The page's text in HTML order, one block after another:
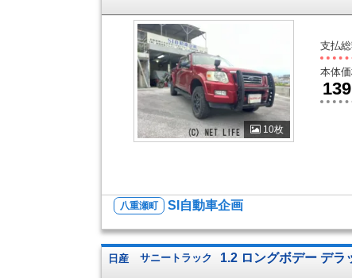
10枚
支払
本体
139
八重瀬町 SI自動車企画
日産 サニートラック 1.2 ロングボデー デラ